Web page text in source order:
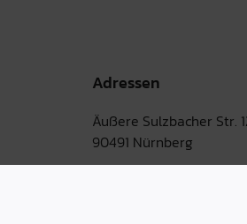
Adressen
Äußere Sulzbacher Str.
90491 Nürnberg
Martin-Albert-Str. 1